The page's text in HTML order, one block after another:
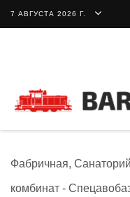
7 АВГУСТА 2026 Г.
Фабричная,
комбинат -